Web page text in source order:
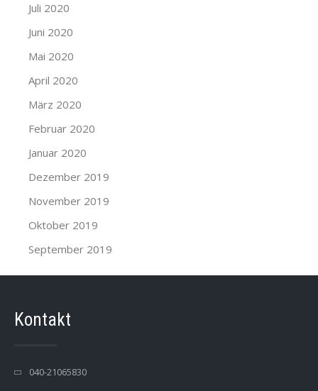
Juli 2020
Juni 2020
Mai 2020
April 2020
März 2020
Februar 2020
Januar 2020
Dezember 2019
November 2019
Oktober 2019
September 2019
Kontakt
040-21065830